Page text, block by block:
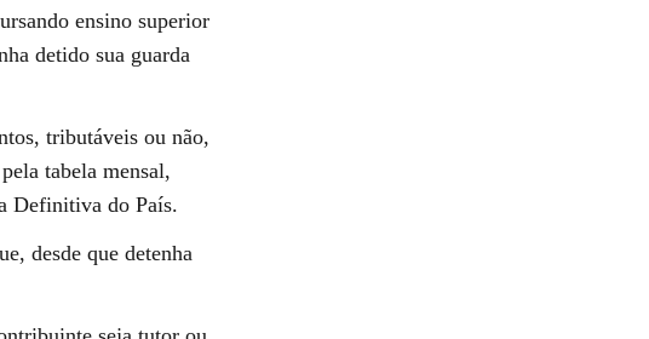
ensino superior
detido sua guarda
tributáveis ou não,
tabela mensal,
Definitiva do País.
desde que detenha